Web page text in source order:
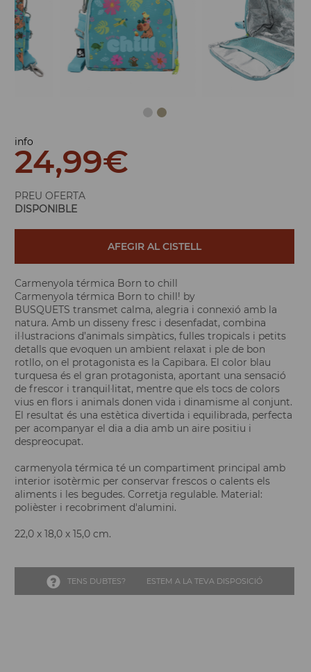
info
24,99€
PREU OFERTA
DISPONIBLE
AFEGIR AL CISTELL
Carmenyola térmica Born to chill
Carmenyola térmica Born to chill! by
BUSQUETS transmet calma, alegria i connexió amb la
natura. Amb un disseny fresc i desenfadat, combina
il·lustracions d’animals simpàtics, fulles tropicals i petits
detalls que evoquen un ambient relaxat i ple de bon
rotllo, on el protagonista es la Capibara. El color blau
turquesa és el gran protagonista, aportant una sensació
de frescor i tranquil·litat, mentre que els tocs de colors
vius en flors i animals donen vida i dinamisme al conjunt.
El resultat és una estètica divertida i equilibrada, perfecta
per acompanyar el dia a dia amb un aire positiu i
despreocupat.
carmenyola térmica té un compartiment principal amb
interior isotèrmic per conservar frescos o calents els
aliments i les begudes. Corretja regulable. Material:
polièster i recobriment d'alumini.
22,0 x 18,0 x 15,0 cm.
TENS DUBTES? ESTEM A LA TEVA DISPOSICIÓ